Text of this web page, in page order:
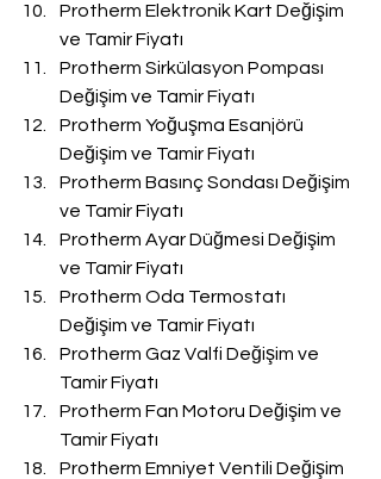
Protherm Elektronik Kart Değişim
ve Tamir Fiyatı
Protherm Sirkülasyon Pompası
Değişim ve Tamir Fiyatı
Protherm Yoğuşma Esanjörü
Değişim ve Tamir Fiyatı
Protherm Basınç Sondası Değişim
ve Tamir Fiyatı
Protherm Ayar Düğmesi Değişim
ve Tamir Fiyatı
Protherm Oda Termostatı
Değişim ve Tamir Fiyatı
Protherm Gaz Valfi Değişim ve
Tamir Fiyatı
Protherm Fan Motoru Değişim ve
Tamir Fiyatı
Protherm Emniyet Ventili Değişim